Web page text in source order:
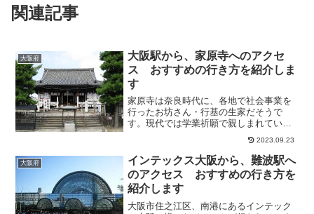
関連記事
大阪府
大阪駅から、家原寺へのアクセ
ス おすすめの行き方を紹介しま
す
家原寺は奈良時代に、各地で社会事業を
行ったお坊さん・行基の生家だそうで
す。現代では学業祈願で親しまれてい
て、蓮の花が見られる境内です。大阪南
部では、学業成就祈願で有名ですね。そ
こで今回は、大阪駅から、家原寺へのア
クセス方法について、紹介しま...
2023.09.23
大阪府
インテックス大阪から、難波駅へ
のアクセス おすすめの行き方を
紹介します
大阪市住之江区、南港にあるインテック